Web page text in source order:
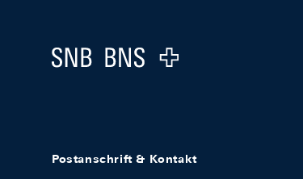
Logo
Postanschrift & Kontakt